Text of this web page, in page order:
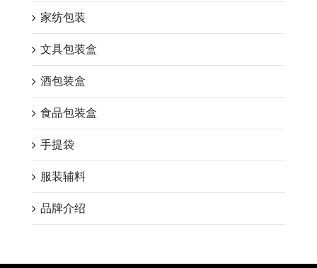
家纺包装
文具包装盒
酒包装盒
食品包装盒
手提袋
服装辅料
品牌介绍